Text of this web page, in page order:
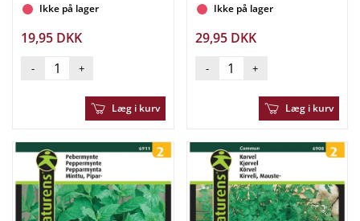
Ikke på lager
19,95 DKK
- +
Læg i kurv
Ikke på lager
29,95 DKK
- +
Læg i kurv